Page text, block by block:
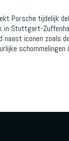
Porsche tijdelijk
in Stuttgart-
naast iconen zoals
schommelingen
afgestemd op